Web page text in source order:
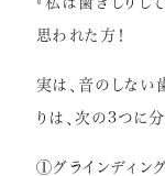
思われた方！
実は、音のしない
りは、次の3つに分
①グラインディン